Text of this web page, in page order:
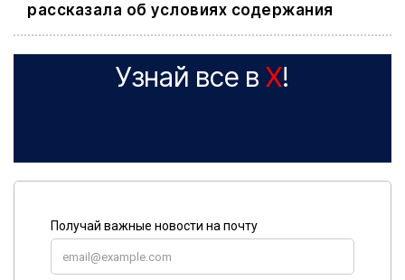
рассказала об условиях содержания
Узнай все в X!